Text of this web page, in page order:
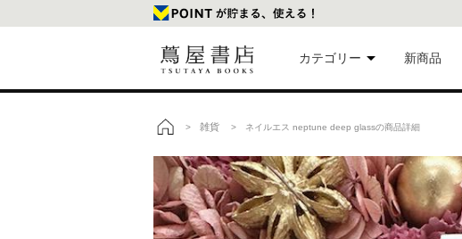
カテゴリー
美術品
本
映像・音
新商品
> 雑貨 > ネイルエス neptune deep glassの商品詳細